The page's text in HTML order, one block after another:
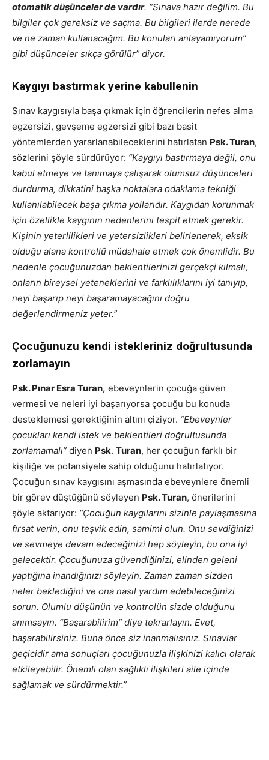
otomatik düşünceler de vardır. “Sınava hazır değilim. Bu
bilgiler çok gereksiz ve saçma. Bu bilgileri ilerde nerede
ve ne zaman kullanacağım. Bu konuları anlayamıyorum”
gibi düşünceler sıkça görülür” diyor.
Kaygıyı bastırmak yerine kabullenin
Sınav kaygısıyla başa çıkmak için öğrencilerin nefes alma
egzersizi, gevşeme egzersizi gibi bazı basit
yöntemlerden yararlanabileceklerini hatırlatan Psk. Turan,
sözlerini şöyle sürdürüyor: “Kaygıyı bastırmaya değil, onu
kabul etmeye ve tanımaya çalışarak olumsuz düşünceleri
durdurma, dikkatini başka noktalara odaklama tekniği
kullanılabilecek başa çıkma yollarıdır. Kaygıdan korunmak
için özellikle kaygının nedenlerini tespit etmek gerekir.
Kişinin yeterlilikleri ve yetersizlikleri belirlenerek, eksik
olduğu alana kontrollü müdahale etmek çok önemlidir. Bu
nedenle çocuğunuzdan beklentilerinizi gerçekçi kılmalı,
onların bireysel yeteneklerini ve farklılıklarını iyi tanıyıp,
neyi başarıp neyi başaramayacağını doğru
değerlendirmeniz yeter.”
Çocuğunuzu kendi istekleriniz doğrultusunda
zorlamayın
Psk. Pınar Esra Turan, ebeveynlerin çocuğa güven
vermesi ve neleri iyi başarıyorsa çocuğu bu konuda
desteklemesi gerektiğinin altını çiziyor. “Ebeveynler
çocukları kendi istek ve beklentileri doğrultusunda
zorlamamalı” diyen Psk. Turan, her çocuğun farklı bir
kişiliğe ve potansiyele sahip olduğunu hatırlatıyor.
Çocuğun sınav kaygısını aşmasında ebeveynlere önemli
bir görev düştüğünü söyleyen Psk. Turan, önerilerini
şöyle aktarıyor: “Çocuğun kaygılarını sizinle paylaşmasına
fırsat verin, onu teşvik edin, samimi olun. Onu sevdiğinizi
ve sevmeye devam edeceğinizi hep söyleyin, bu ona iyi
gelecektir. Çocuğunuza güvendiğinizi, elinden geleni
yaptığına inandığınızı söyleyin. Zaman zaman sizden
neler beklediğini ve ona nasıl yardım edebileceğinizi
sorun. Olumlu düşünün ve kontrolün sizde olduğunu
anımsayın. “Başarabilirim” diye tekrarlayın. Evet,
başarabilirsiniz. Buna önce siz inanmalısınız. Sınavlar
geçicidir ama sonuçları çocuğunuzla ilişkinizi kalıcı olarak
etkileyebilir. Önemli olan sağlıklı ilişkileri aile içinde
sağlamak ve sürdürmektir.”